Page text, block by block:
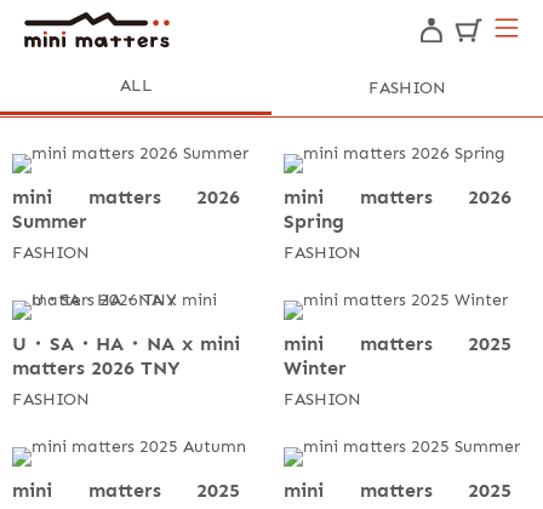
ALL FASHION
mini matters 2026
Summer
FASHION
mini matters 2026
Spring
FASHION
U・SA・HA・NA x mini
matters 2026 TNY
FASHION
mini matters 2025
Winter
FASHION
mini matters 2025
mini matters 2025